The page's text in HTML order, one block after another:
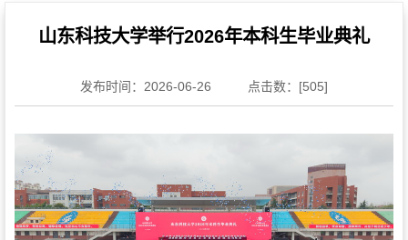
山东科技大学举行2026年本科生毕业典礼
发布时间：2026-06-26 点击数：[505]